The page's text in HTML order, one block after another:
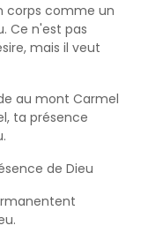
corps comme un
Ce n'est pas
mais il veut
au mont Carmel
ta présence
de Dieu